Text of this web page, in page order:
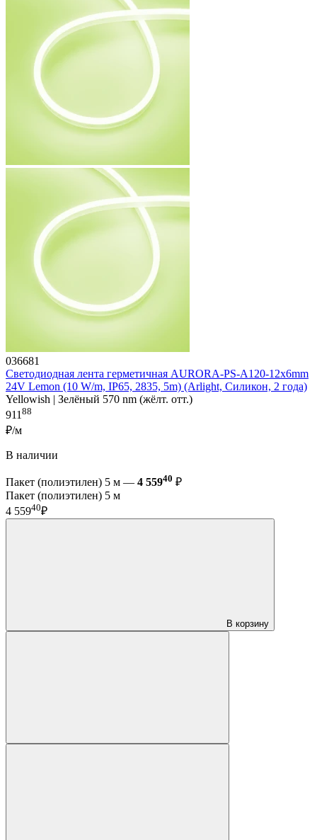
036681
Светодиодная лента герметичная AURORA-PS-A120-12x6mm
24V Lemon (10 W/m, IP65, 2835, 5m) (Arlight, Силикон, 2 года)
Yellowish | Зелёный 570 nm (жёлт. отт.)
91188
₽/м
В наличии
Пакет (полиэтилен) 5 м — 4 55940 ₽
Пакет (полиэтилен) 5 м
4 55940₽
В корзину